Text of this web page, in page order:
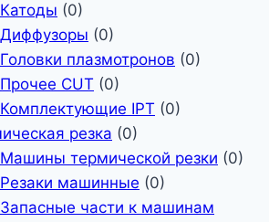
Катоды (0)
Диффузоры (0)
Головки плазмотронов (0)
Прочее CUT (0)
Комплектующие IPT (0)
резка (0)
Машины термической резки (0)
Резаки машинные (0)
Запасные части к машинам